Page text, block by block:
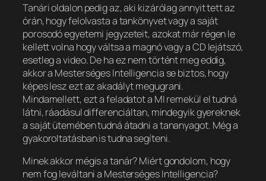
Tanári oldalon pedig az, aki kizárólag annyit tett az
órán, hogy felolvasta a tankönyvet vagy a saját
porosodó egyetemi jegyzeteit, azokat már régen le
kellett volna hogy váltsa a magnó vagy a CD lejátszó,
esetleg a video. De ha ez nem történt meg eddig,
akkor a Mesterséges Intelligencia se biztos, hogy
képes lesz ezt az akadályt megugrani.
Mindamellett, ezt a feladatot a MI remekül el tudná
látni, ráadásul differenciáltan, mindegyik gyereknek
a saját ütemében tudná átadni a tananyagot. Még a
gyakoroltatásban is tudna segíteni.
Minek akkor mégis a tanár? Miért gondolom, hogy
nem fog leváltani a Mesterséges Intelligencia?